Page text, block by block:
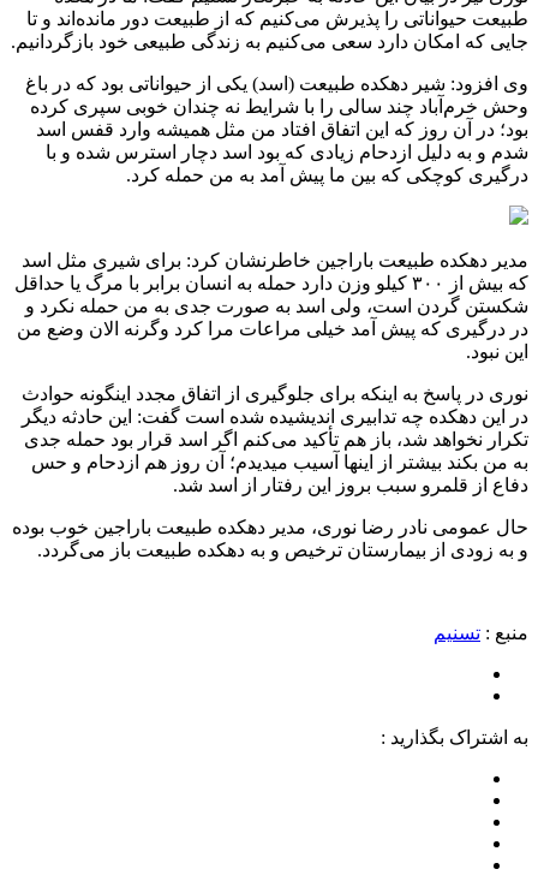
طبیعت حیواناتی را پذیرش می‌کنیم که از طبیعت دور مانده‌اند و تا
جایی که امکان دارد سعی می‌کنیم به زندگی طبیعی خود بازگردانیم.
وی افزود: شیر دهکده طبیعت (اسد) یکی از حیواناتی بود که در باغ
وحش خرم‌آباد چند سالی را با شرایط نه چندان خوبی سپری کرده
بود؛ در آن روز که این اتفاق افتاد من مثل همیشه وارد قفس اسد
شدم و به دلیل ازدحام زیادی که بود اسد دچار استرس شده و با
درگیری کوچکی که بین ما پیش آمد به من حمله کرد.
مدیر دهکده طبیعت باراجین خاطرنشان کرد: برای شیری مثل اسد
که بیش از ۳۰۰ کیلو وزن دارد حمله به انسان برابر با مرگ یا حداقل
شکستن گردن است، ولی اسد به صورت جدی به من حمله نکرد و
در درگیری که پیش آمد خیلی مراعات مرا کرد وگرنه الان وضع من
این نبود.
نوری در پاسخ به اینکه برای جلوگیری از اتفاق مجدد اینگونه حوادث
در این دهکده چه تدابیری اندیشیده شده است گفت: این حادثه دیگر
تکرار نخواهد شد، باز هم تأکید می‌کنم اگر اسد قرار بود حمله جدی
به من بکند بیشتر از اینها آسیب میدیدم؛ آن روز هم ازدحام و حس
دفاع از قلمرو سبب بروز این رفتار از اسد شد.
حال عمومی نادر رضا نوری، مدیر دهکده طبیعت باراجین خوب بوده
و به زودی از بیمارستان ترخیص و به دهکده طبیعت باز می‌گردد.
منبع : تسنیم
به اشتراک بگذارید :